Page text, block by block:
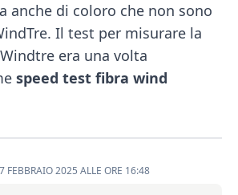
anche di coloro che non sono
Il test per misurare la
era una volta
speed test fibra wind
2025 ALLE ORE 16:48